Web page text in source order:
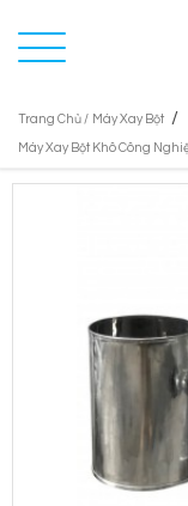
Trang Chủ / Máy Xay Bột /
Máy Xay Bột Khô Công